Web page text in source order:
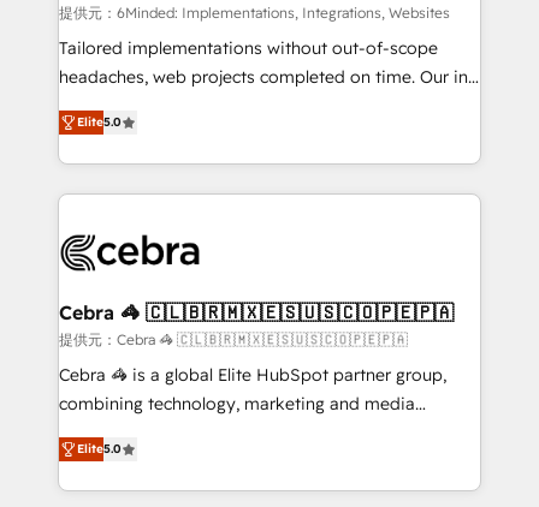
Integrations: Connect HubSpot with your tech stack
for better adoption. 🔹 Custom Solutions: Build
tailored apps, workflows, and configurations. We are
our commitment to data security and compliance. At
OneMetric, we help revenue teams focus on the
提供元：6Minded: Implementations, Integrations, Websites
Tailored implementations without out-of-scope
headaches, web projects completed on time. Our in-
house team of certified CRM architects, experts,
developers, designers, and marketers handles all
aspects of your HubSpot. ✨ 400+ global clients ✨
100+ seamless migrations from 15+ different CRMs
implementations, and 5,000+ pages ✨ CS: Clients
CS: 245% organic growth & +751% new visitors for a
full-funnel HubSpot project ✨ CS: 415% conversion
boost with a new HubSpot site Recognized leaders:
🏆 HubSpot Platform Migration Impact Award 🏆
Inbound Campaign of the Year 🏆 Gold AVA Digital
Award for Best Website 🌟 Accreditations: CRM
Elite5.0
Cebra 🦓 🇨🇱🇧🇷🇲🇽🇪🇸🇺🇸🇨🇴🇵🇪🇵🇦
提供元：Cebra 🦓 🇨🇱🇧🇷🇲🇽🇪🇸🇺🇸🇨🇴🇵🇪🇵🇦
Cebra 🦓 is a global Elite HubSpot partner group,
combining technology, marketing and media
expertise across Latin America and Southern
Europe, with teams across 7 countries. Born in Chile,
we combine local insight with international reach to
Elite5.0